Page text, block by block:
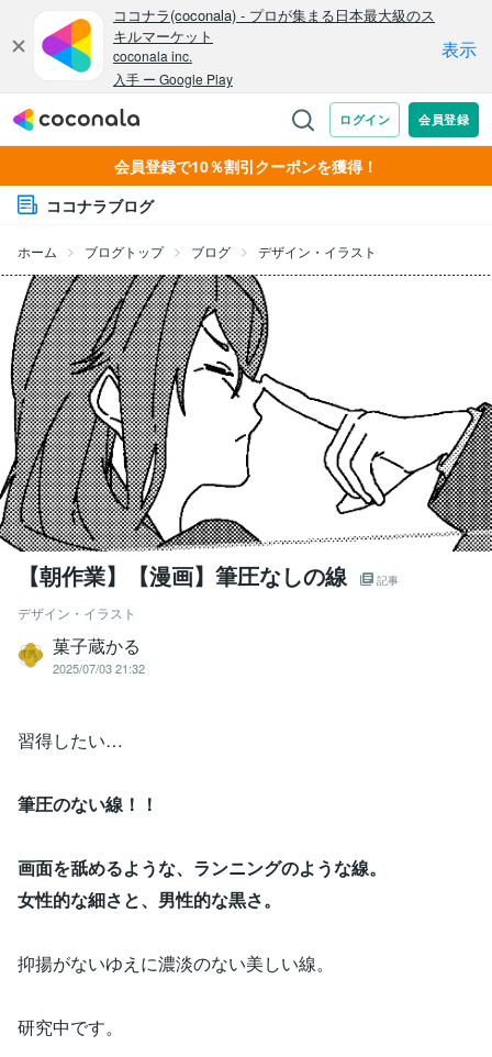
会員登録で10％割引クーポンを獲得！
ココナラブログ
ホーム ブログトップ ブログ デザイン・イラスト
【朝作業】【漫画】筆圧なしの線 記事
デザイン・イラスト
菓子蔵かる
2025/07/03 21:32
習得したい…
筆圧のない線！！
画面を舐めるような、ランニングのような線。
女性的な細さと、男性的な黒さ。
抑揚がないゆえに濃淡のない美しい線。
研究中です。